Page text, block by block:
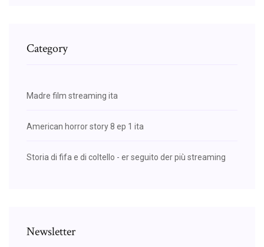
Category
Madre film streaming ita
American horror story 8 ep 1 ita
Storia di fifa e di coltello - er seguito der più streaming
Newsletter